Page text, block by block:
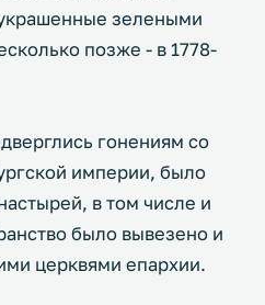
зелеными
позже - в 1778-
гонениям со
империи, было
в том числе и
было вывезено и
церквями епархии.